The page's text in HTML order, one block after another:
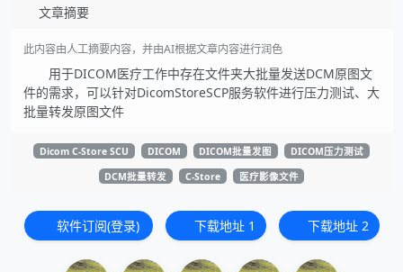
文章摘要
此内容由人工摘要内容，并由AI根据文章内容进行润色
用于DICOM医疗工作中存在文件夹大批量发送DCM原图文
件的需求，可以针对DicomStoreSCP服务软件进行压力测试、大
批量转发原图文件
Dicom C-Store SCU DICOM DICOM批量发图
DICOM压力测试
DCM批量转发
C-Store 医疗影像文件
软件订阅(登录) 下载地址 1 下载地址 2